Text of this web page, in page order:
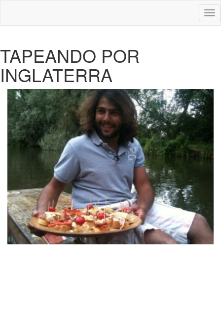
TAPEANDO POR
INGLATERRA